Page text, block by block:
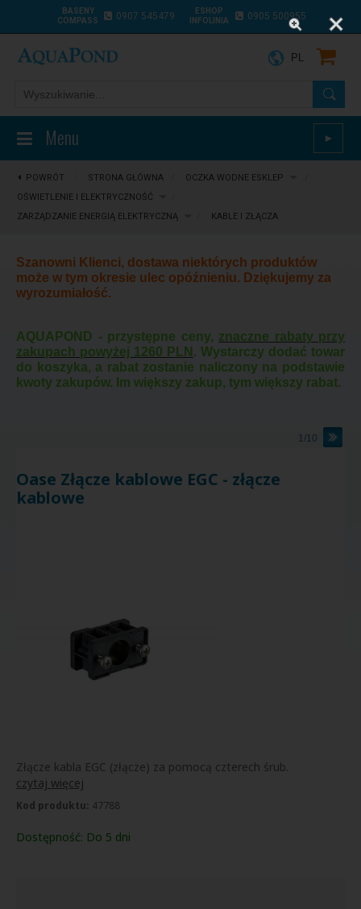
BASENY
COMPASS
0907 545479
ESHOP
INFOLINIA
0905 500955
Menu ►
PL
POWRÓT STRONA GŁÓWNA OCZKA WODNE ESKLEP
OŚWIETLENIE I ELEKTRYCZNOŚĆ
ZARZĄDZANIE ENERGIĄ ELEKTRYCZNĄ
KABLE I ZŁĄCZA
Szanowni Klienci, dostawa niektórych produktów
może w tym okresie ulec opóźnieniu. Dziękujemy za
wyrozumiałość.
AQUAPOND - przystępne ceny, znaczne rabaty przy
zakupach powyżej 1260 PLN . Wystarczy dodać towar
do koszyka, a rabat zostanie naliczony na podstawie
kwoty zakupów. Im większy zakup, tym większy rabat.
1/10
Oase Złącze kablowe EGC - złącze
kablowe
Złącze kabla EGC (złącze) za pomocą czterech śrub.
czytaj więcej
Kod produktu: 47788
Dostępność: Do 5 dni